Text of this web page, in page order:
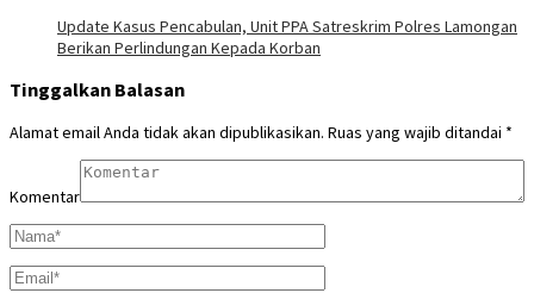
Update Kasus Pencabulan, Unit PPA Satreskrim Polres Lamongan
Berikan Perlindungan Kepada Korban
Tinggalkan Balasan
Alamat email Anda tidak akan dipublikasikan. Ruas yang wajib ditandai *
Komentar